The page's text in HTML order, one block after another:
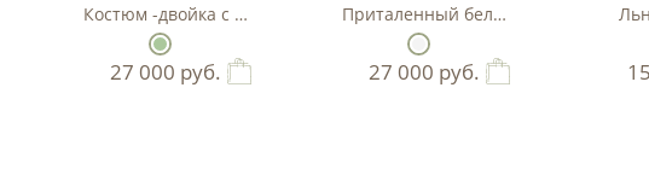
Костюм -двойка с баской в цвете фисташка
27 000 руб.
Приталенный белый костюм-двойка
27 000 руб.